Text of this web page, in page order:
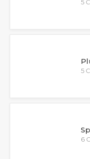
5
5
6